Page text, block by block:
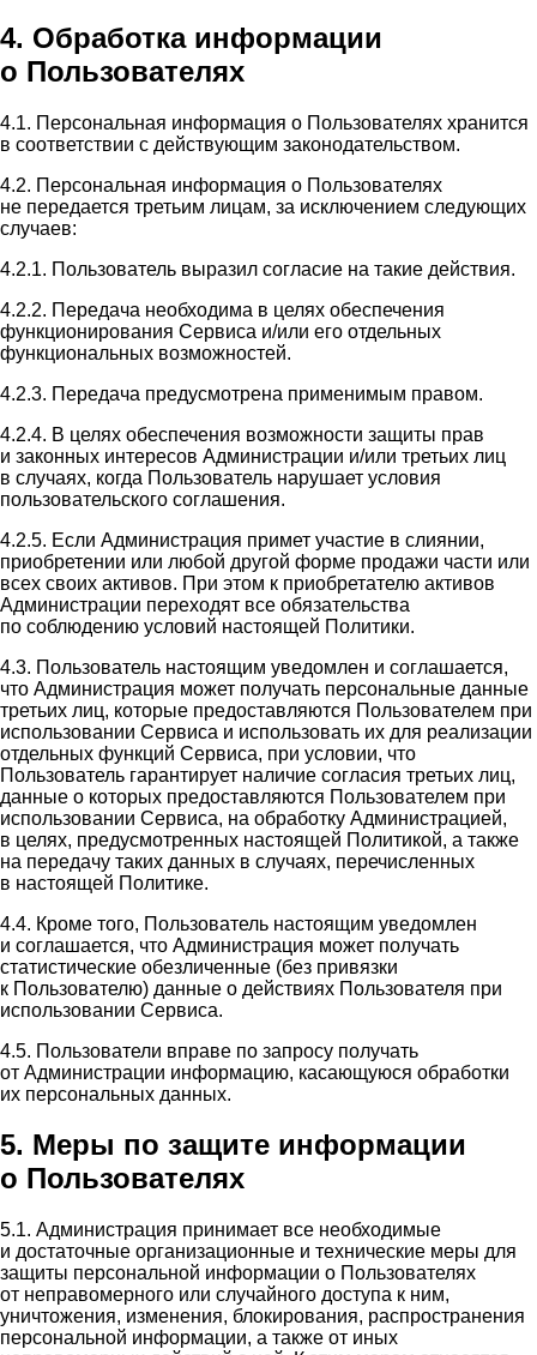
4. Обработка информации
о Пользователях
4.1. Персональная информация о Пользователях хранится
в соответствии с действующим законодательством.
4.2. Персональная информация о Пользователях
не передается третьим лицам, за исключением следующих
случаев:
4.2.1. Пользователь выразил согласие на такие действия.
4.2.2. Передача необходима в целях обеспечения
функционирования Сервиса и/или его отдельных
функциональных возможностей.
4.2.3. Передача предусмотрена применимым правом.
4.2.4. В целях обеспечения возможности защиты прав
и законных интересов Администрации и/или третьих лиц
в случаях, когда Пользователь нарушает условия
пользовательского соглашения.
4.2.5. Если Администрация примет участие в слиянии,
приобретении или любой другой форме продажи части или
всех своих активов. При этом к приобретателю активов
Администрации переходят все обязательства
по соблюдению условий настоящей Политики.
4.3. Пользователь настоящим уведомлен и соглашается,
что Администрация может получать персональные данные
третьих лиц, которые предоставляются Пользователем при
использовании Сервиса и использовать их для реализации
отдельных функций Сервиса, при условии, что
Пользователь гарантирует наличие согласия третьих лиц,
данные о которых предоставляются Пользователем при
использовании Сервиса, на обработку Администрацией,
в целях, предусмотренных настоящей Политикой, а также
на передачу таких данных в случаях, перечисленных
в настоящей Политике.
4.4. Кроме того, Пользователь настоящим уведомлен
и соглашается, что Администрация может получать
статистические обезличенные (без привязки
к Пользователю) данные о действиях Пользователя при
использовании Сервиса.
4.5. Пользователи вправе по запросу получать
от Администрации информацию, касающуюся обработки
их персональных данных.
5. Меры по защите информации
о Пользователях
5.1. Администрация принимает все необходимые
и достаточные организационные и технические меры для
защиты персональной информации о Пользователях
от неправомерного или случайного доступа к ним,
уничтожения, изменения, блокирования, распространения
персональной информации, а также от иных